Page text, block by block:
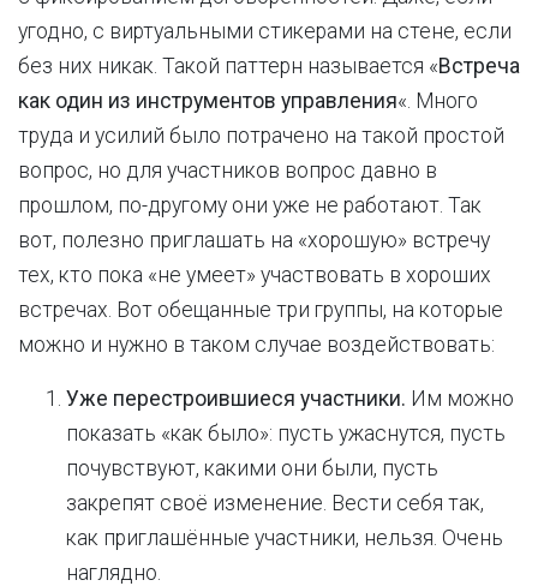
угодно, с виртуальными стикерами на стене, если
без них никак. Такой паттерн называется «Встреча
как один из инструментов управления«. Много
труда и усилий было потрачено на такой простой
вопрос, но для участников вопрос давно в
прошлом, по-другому они уже не работают. Так
вот, полезно приглашать на «хорошую» встречу
тех, кто пока «не умеет» участвовать в хороших
встречах. Вот обещанные три группы, на которые
можно и нужно в таком случае воздействовать:
Уже перестроившиеся участники. Им можно
показать «как было»: пусть ужаснутся, пусть
почувствуют, какими они были, пусть
закрепят своё изменение. Вести себя так,
как приглашённые участники, нельзя. Очень
наглядно.